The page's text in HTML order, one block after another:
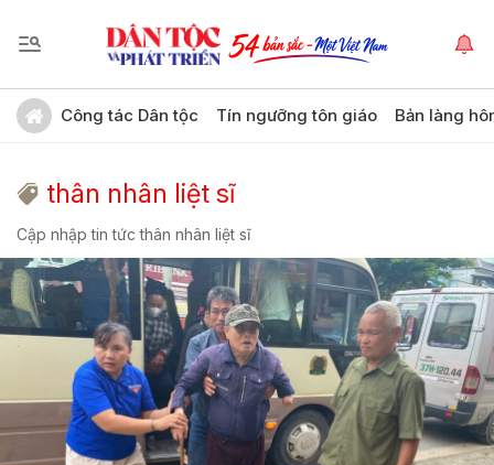
Công tác Dân tộc Tín ngưỡng tôn giáo Bản làng
thân nhân liệt sĩ
Cập nhập tin tức thân nhân liệt sĩ